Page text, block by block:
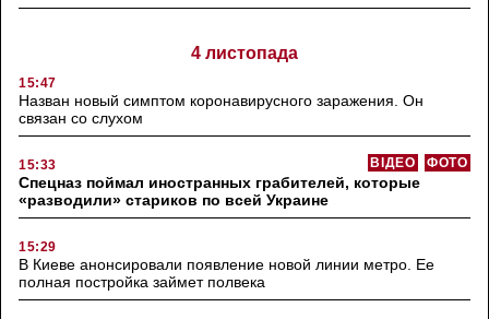
4 листопада
15:47
Назван новый симптом коронавирусного заражения. Он
связан со слухом
15:33 ФОТО
ВІДЕО
Спецназ поймал иностранных грабителей, которые
«разводили» стариков по всей Украине
15:29
В Киеве анонсировали появление новой линии метро. Ее
полная постройка займет полвека